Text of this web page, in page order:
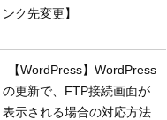
ンク先変更】
【WordPress】WordPress
の更新で、FTP接続画面が
表示される場合の対応方法